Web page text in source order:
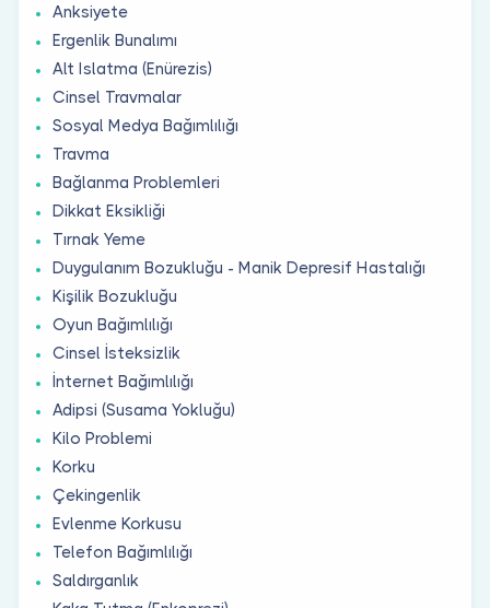
Anksiyete
Ergenlik Bunalımı
Alt Islatma (Enürezis)
Cinsel Travmalar
Sosyal Medya Bağımlılığı
Travma
Bağlanma Problemleri
Dikkat Eksikliği
Tırnak Yeme
Duygulanım Bozukluğu - Manik Depresif Hastalığı
Kişilik Bozukluğu
Oyun Bağımlılığı
Cinsel İsteksizlik
İnternet Bağımlılığı
Adipsi (Susama Yokluğu)
Kilo Problemi
Korku
Çekingenlik
Evlenme Korkusu
Telefon Bağımlılığı
Saldırganlık